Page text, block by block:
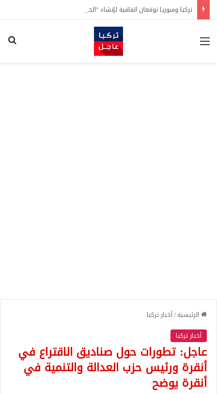
القائمة
الرئيسية/أخبار تركيا
أخبار تركيا
عاجل: تطورات حول صناديق الاقتراع في
أنقرة ورئيس حزب العدالة والتنمية في
أنقرة يوضح